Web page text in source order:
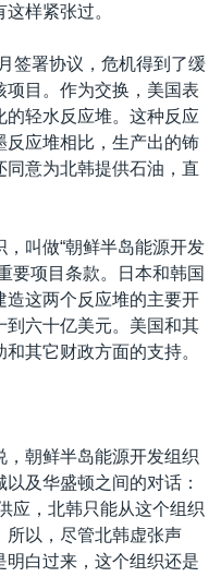
样紧张过。
签署协议，危机得到了缓
目。作为交换，美国表
的轻水反应堆。这种反应
反应堆相比，生产出的钸
同意为北韩提供石油，直
叫做“朝鲜半岛能源开发
要项目条款。日本和韩国
造这两个反应堆的主要开
到六十亿美元。美国和其
其它财政方面的支持。
朝鲜半岛能源开发组织
及华盛顿之间的对话：
应，北韩只能从这个组织
所以，尽管北韩虚张声
白过来，这个组织还是